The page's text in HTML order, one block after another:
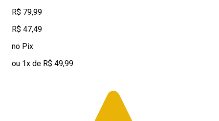
R$ 79,99
R$ 47,49
no Pix
ou 1x de R$ 49,99